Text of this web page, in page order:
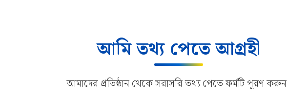
আমি তথ্য পেতে আগ্রহী
আমাদের প্রতিষ্ঠান থেকে সরাসরি তথ্য পেতে ফর্মটি পূরণ